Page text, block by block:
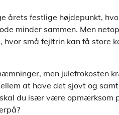
årets festlige højdepunkt,
minder sammen. Men
små fejltrin kan få store
men julefrokosten
at have det sjovt og
du især være opmærksom